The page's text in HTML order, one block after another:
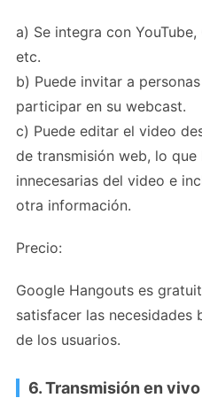
a) Se integra con
etc.
b) Puede invitar a
participar en su webcast.
c) Puede editar el video
de transmisión web, lo
innecesarias del video e
otra información.
Precio:
Google Hangouts es
satisfacer las necesidades
de los usuarios.
6. Transmisión en vivo